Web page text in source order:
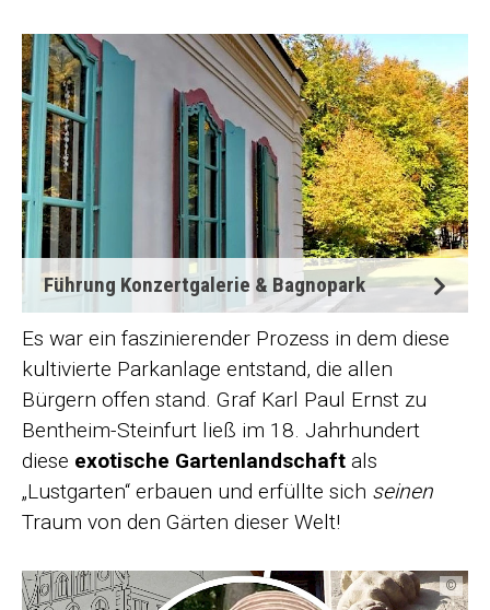
Führung Konzertgalerie & Bagnopark
Es war ein faszinierender Prozess in dem diese
kultivierte Parkanlage entstand, die allen
Bürgern offen stand. Graf Karl Paul Ernst zu
Bentheim-Steinfurt ließ im 18. Jahrhundert
diese exotische Gartenlandschaft als
„Lustgarten“ erbauen und erfüllte sich seinen
Traum von den Gärten dieser Welt!
©